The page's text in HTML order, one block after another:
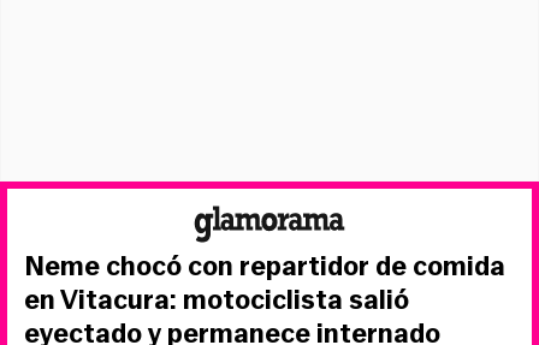
Neme chocó con repartidor de comida
en Vitacura: motociclista salió
eyectado y permanece internado